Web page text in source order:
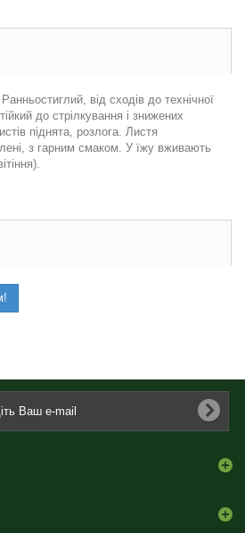
від сходів до технічної
до стрілкування і знижених
піднята, розлога. Листя
з гарним смаком. У їжу вживають